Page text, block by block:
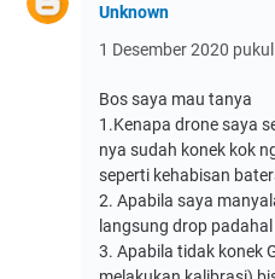
Unknown
1 Desember 2020
Bos saya mau tanya
1.Kenapa drone saya
nya sudah konek kok
seperti kehabisan
2. Apabila saya
langsung drop
3. Apabila tidak konek